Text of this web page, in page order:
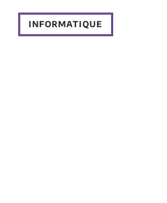
INFORMATIQUE